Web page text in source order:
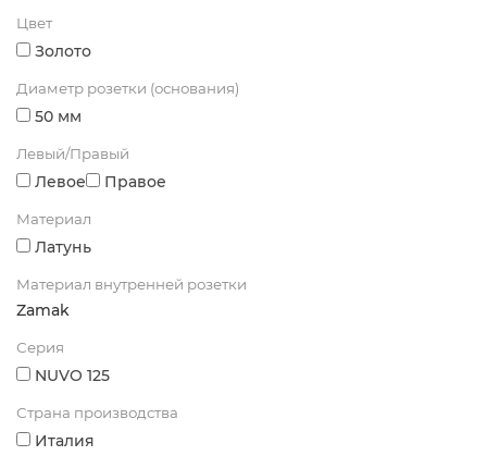
Цвет
Золото
Диаметр розетки (основания)
50 мм
Левый/Правый
Левое Правое
Материал
Латунь
Материал внутренней розетки
Zamak
Серия
NUVO 125
Страна производства
Италия